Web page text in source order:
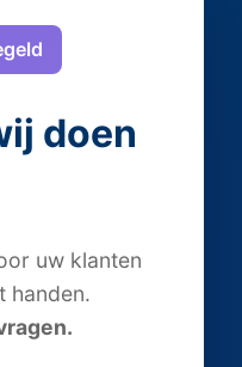
doen
uw klanten
handen.